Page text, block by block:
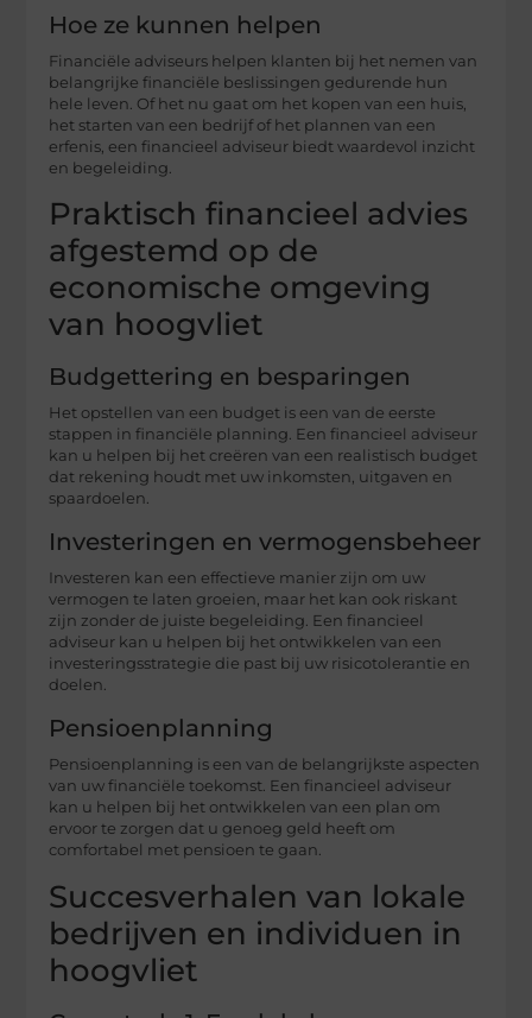
Hoe ze kunnen helpen
Financiële adviseurs helpen klanten bij het nemen van
belangrijke financiële beslissingen gedurende hun
hele leven. Of het nu gaat om het kopen van een huis,
het starten van een bedrijf of het plannen van een
erfenis, een financieel adviseur biedt waardevol inzicht
en begeleiding.
Praktisch financieel advies
afgestemd op de
economische omgeving
van hoogvliet
Budgettering en besparingen
Het opstellen van een budget is een van de eerste
stappen in financiële planning. Een financieel adviseur
kan u helpen bij het creëren van een realistisch budget
dat rekening houdt met uw inkomsten, uitgaven en
spaardoelen.
Investeringen en vermogensbeheer
Investeren kan een effectieve manier zijn om uw
vermogen te laten groeien, maar het kan ook riskant
zijn zonder de juiste begeleiding. Een financieel
adviseur kan u helpen bij het ontwikkelen van een
investeringsstrategie die past bij uw risicotolerantie en
doelen.
Pensioenplanning
Pensioenplanning is een van de belangrijkste aspecten
van uw financiële toekomst. Een financieel adviseur
kan u helpen bij het ontwikkelen van een plan om
ervoor te zorgen dat u genoeg geld heeft om
comfortabel met pensioen te gaan.
Succesverhalen van lokale
bedrijven en individuen in
hoogvliet